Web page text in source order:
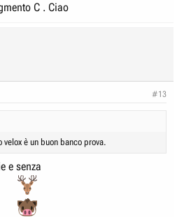
C . Ciao
#13
è un buon banco prova.
e senza